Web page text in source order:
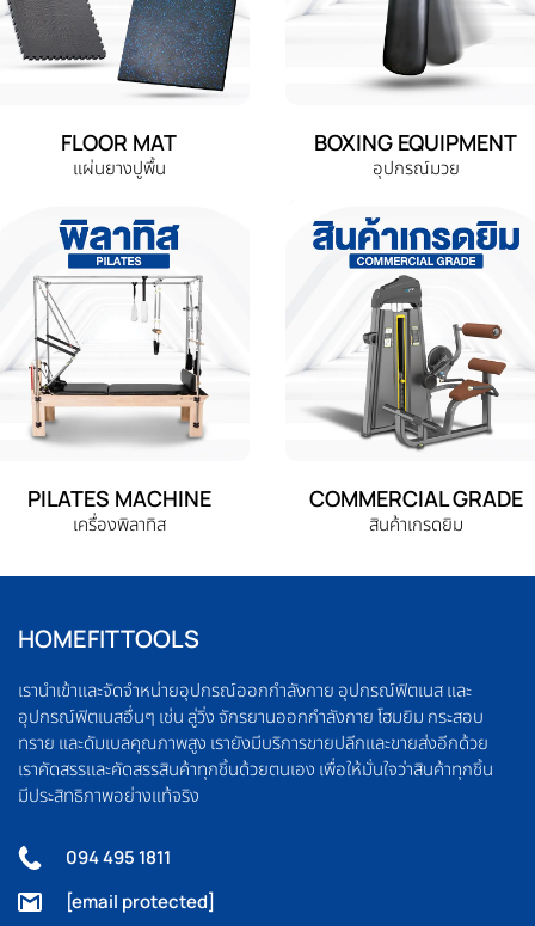
FLOOR MAT
แผ่นยางปูพื้น
BOXING EQUIPMENT
อุปกรณ์มวย
PILATES MACHINE
เครื่องพิลาทิส
COMMERCIAL GRADE
สินค้าเกรดยิม
HOMEFITTOOLS
เรานำเข้าและจัดจำหน่ายอุปกรณ์ออกกำลังกาย อุปกรณ์ฟิตเนส และ
อุปกรณ์ฟิตเนสอื่นๆ เช่น ลู่วิ่ง จักรยานออกกำลังกาย โฮมยิม กระสอบ
ทราย และดัมเบลคุณภาพสูง เรายังมีบริการขายปลีกและขายส่งอีกด้วย
เราคัดสรรและคัดสรรสินค้าทุกชิ้นด้วยตนเอง เพื่อให้มั่นใจว่าสินค้าทุกชิ้น
มีประสิทธิภาพอย่างแท้จริง
094 495 1811
[email protected]